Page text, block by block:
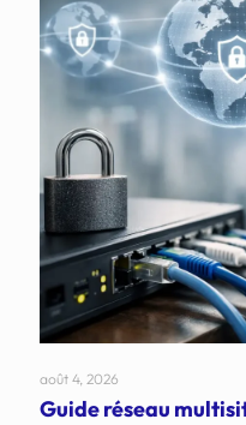
août 4, 2026
Guide réseau